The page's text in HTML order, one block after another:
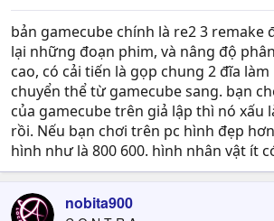
t
e
bản gamecube chính là re2 3 remake
lại những đoạn phim, và nâng độ
cao, có cải tiến là gọp chung 2 đĩa
chuyển thể từ gamecube sang. bạn
của gamecube trên giả lập thì nó xấu
rồi. Nếu bạn chơi trên pc hình đẹp
hình như là 800 600. hình nhân vật ít
nobita900